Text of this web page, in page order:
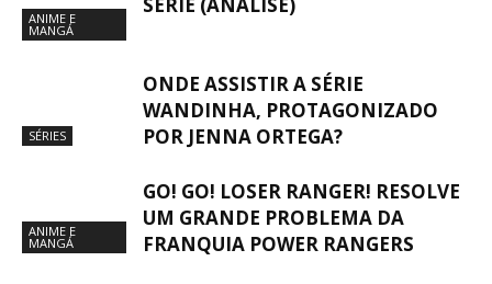
ANIME E
MANGÁ
SÉRIES
ONDE ASSISTIR A SÉRIE
WANDINHA, PROTAGONIZADO
POR JENNA ORTEGA?
ANIME E
MANGÁ
GO! GO! LOSER RANGER! RESOLVE
UM GRANDE PROBLEMA DA
FRANQUIA POWER RANGERS